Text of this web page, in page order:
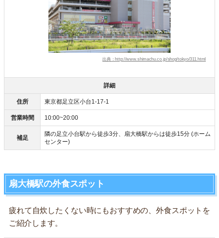
出典：http://www.shimachu.co.jp/shop/tokyo/311.html
詳細
住所 東京都足立区小台1-17-1
営業時間 10:00~20:00
補足
隣の足立小台駅から徒歩3分、扇大橋駅からは徒歩15分 (ホーム
センター)
扇大橋駅の外食スポット
疲れて自炊したくない時にもおすすめの、外食スポットを
ご紹介します。